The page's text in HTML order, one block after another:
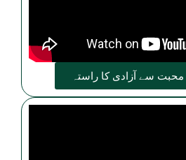
محبت سے آزادی کا راستہ